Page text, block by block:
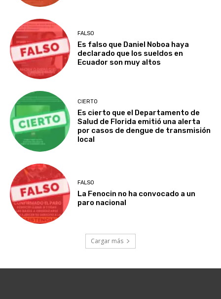
FALSO
Es falso que Daniel Noboa haya
declarado que los sueldos en
Ecuador son muy altos
CIERTO
Es cierto que el Departamento de
Salud de Florida emitió una alerta
por casos de dengue de transmisión
local
FALSO
La Fenocin no ha convocado a un
paro nacional
Cargar más